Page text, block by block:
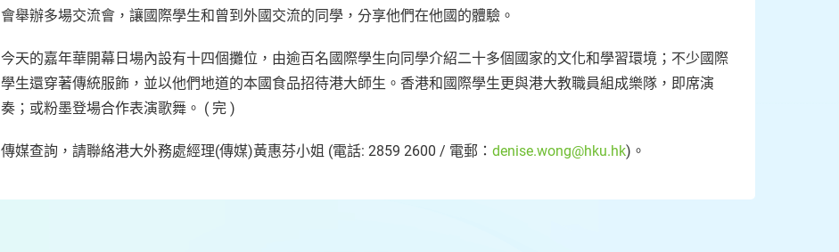
會舉辦多場交流會，讓國際學生和曾到外國交流的同學，分享他們在他國的體驗。
今天的嘉年華開幕日場內設有十四個攤位，由逾百名國際學生向同學介紹二十多個國家的文化和學習環境；不少國際
學生還穿著傳統服飾，並以他們地道的本國食品招待港大師生。香港和國際學生更與港大教職員組成樂隊，即席演
奏；或粉墨登場合作表演歌舞。 ( 完 )
傳媒查詢，請聯絡港大外務處經理(傳媒)黃惠芬小姐 (電話: 2859 2600 / 電郵： denise.wong@hku.hk)。